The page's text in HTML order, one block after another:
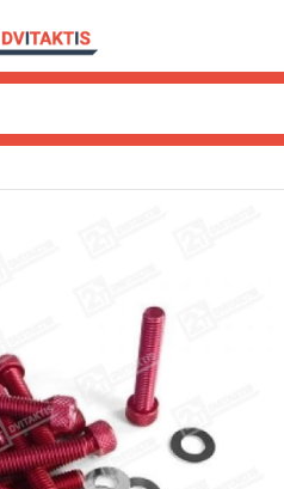
dalys/Variatoriaus dangčiai